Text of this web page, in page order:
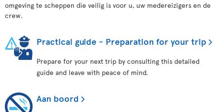
omgeving te scheppen die veilig is voor u, uw medereizigers en de
crew.
Practical guide - Preparation for your trip
Prepare for your next trip by consulting this detailed
guide and leave with peace of mind.
Aan boord